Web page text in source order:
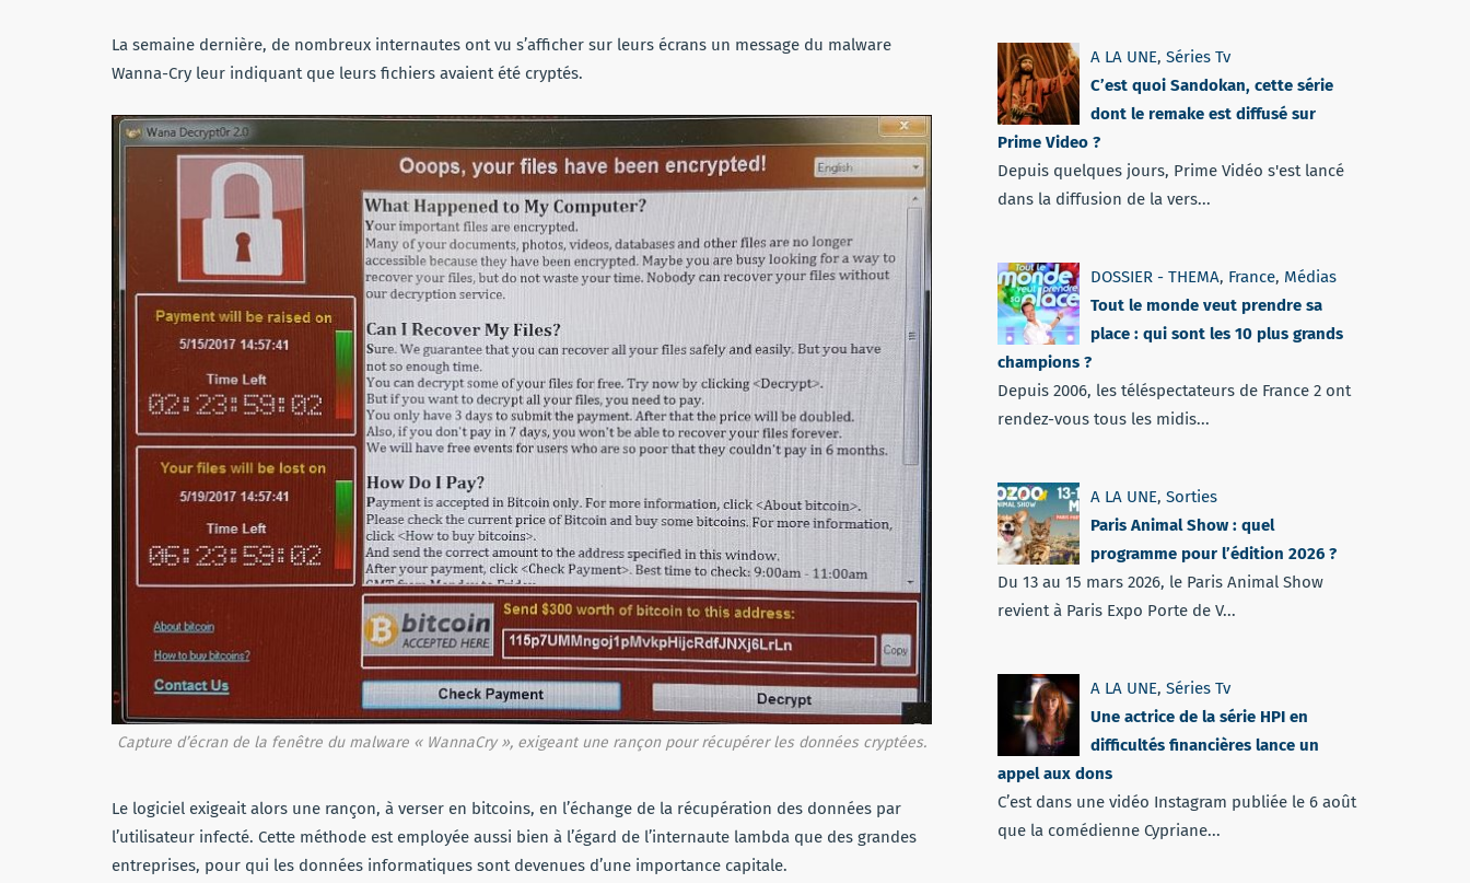
La semaine dernière, de nombreux internautes ont vu s’afficher sur leurs écrans un message du malware
Wanna-Cry leur indiquant que leurs fichiers avaient été cryptés.
Capture d’écran de la fenêtre du malware « WannaCry », exigeant une rançon pour récupérer les données cryptées.
Le logiciel exigeait alors une rançon, à verser en bitcoins, en l’échange de la récupération des données par
l’utilisateur infecté. Cette méthode est employée aussi bien à l’égard de l’internaute lambda que des grandes
entreprises, pour qui les données informatiques sont devenues d’une importance capitale.
A LA UNE, Séries Tv
C’est quoi Sandokan, cette série
dont le remake est diffusé sur
Prime Video ?
Depuis quelques jours, Prime Vidéo s'est lancé
dans la diffusion de la vers...
DOSSIER - THEMA, France, Médias
Tout le monde veut prendre sa
place : qui sont les 10 plus grands
champions ?
Depuis 2006, les téléspectateurs de France 2 ont
rendez-vous tous les midis...
A LA UNE, Sorties
Paris Animal Show : quel
programme pour l’édition 2026 ?
Du 13 au 15 mars 2026, le Paris Animal Show
revient à Paris Expo Porte de V...
A LA UNE, Séries Tv
Une actrice de la série HPI en
difficultés financières lance un
appel aux dons
C’est dans une vidéo Instagram publiée le 6 août
que la comédienne Cypriane...